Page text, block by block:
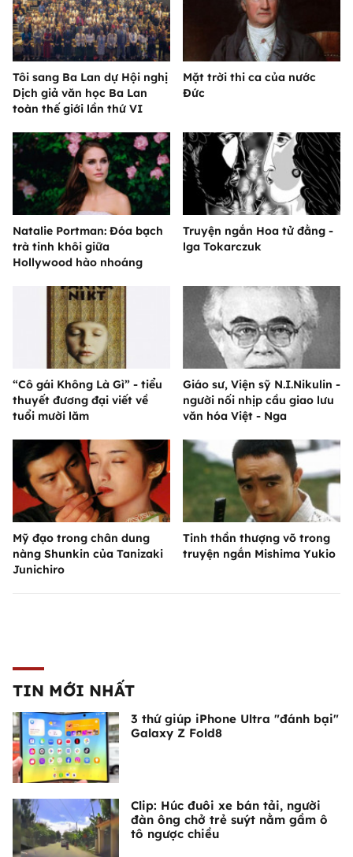
Tôi sang Ba Lan dự Hội nghị
Dịch giả văn học Ba Lan
toàn thế giới lần thứ VI
Mặt trời thi ca của nước
Đức
Natalie Portman: Đóa bạch
trà tinh khôi giữa
Hollywood hào nhoáng
Truyện ngắn Hoa tử đằng -
lga Tokarczuk
“Cô gái Không Là Gì” - tiểu
thuyết đương đại viết về
tuổi mười lăm
Giáo sư, Viện sỹ N.I.Nikulin -
người nối nhịp cầu giao lưu
văn hóa Việt - Nga
Mỹ đạo trong chân dung
nàng Shunkin của Tanizaki
Junichiro
Tinh thần thượng võ trong
truyện ngắn Mishima Yukio
TIN MỚI NHẤT
3 thứ giúp iPhone Ultra "đánh bại"
Galaxy Z Fold8
Clip: Húc đuôi xe bán tải, người
đàn ông chở trẻ suýt nằm gầm ô
tô ngược chiều